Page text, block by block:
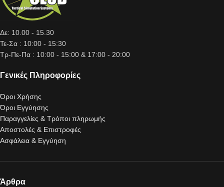
Δε: 10.00 - 15.30
Τε-Σα : 10:00 - 15:30
Τρ-Πε-Πα : 10:00 - 15:00 & 17:00 - 20:00
Γενικές Πληροφορίες
Όροι Χρήσης
Όροι Εγγύησης
Παραγγελίες & Τρόποι πληρωμής
Αποστολές & Επιστροφές
Ασφάλεια & Εγγύηση
Άρθρα